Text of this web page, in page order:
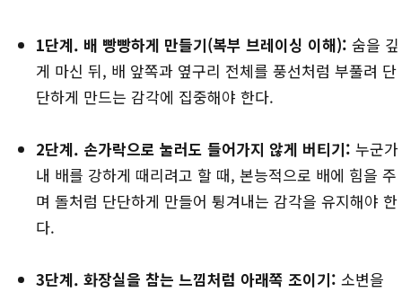
1단계. 배 빵빵하게 만들기(복부 브레이싱 이해): 숨을 깊
게 마신 뒤, 배 앞쪽과 옆구리 전체를 풍선처럼 부풀려 단
단하게 만드는 감각에 집중해야 한다.
2단계. 손가락으로 눌러도 들어가지 않게 버티기: 누군가
내 배를 강하게 때리려고 할 때, 본능적으로 배에 힘을 주
며 돌처럼 단단하게 만들어 튕겨내는 감각을 유지해야 한
다.
3단계. 화장실을 참는 느낌처럼 아래쪽 조이기: 소변을